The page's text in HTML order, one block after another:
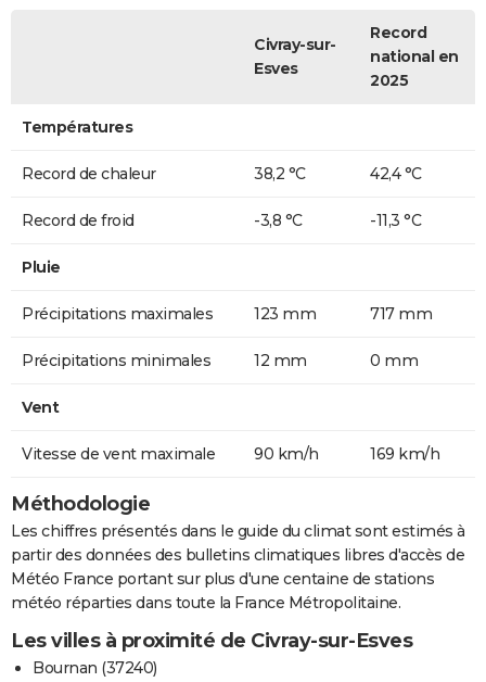
Civray-sur-
Esves
Record
national en
2025
Températures
Record de chaleur 38,2 °C 42,4 °C
Record de froid -3,8 °C -11,3 °C
Pluie
Précipitations maximales 123 mm 717 mm
Précipitations minimales 12 mm 0 mm
Vent
Vitesse de vent maximale 90 km/h 169 km/h
Méthodologie
Les chiffres présentés dans le guide du climat sont estimés à
partir des données des bulletins climatiques libres d'accès de
Météo France portant sur plus d'une centaine de stations
météo réparties dans toute la France Métropolitaine.
Les villes à proximité de Civray-sur-Esves
Bournan (37240)